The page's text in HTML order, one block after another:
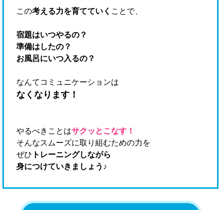
この考える力を育てていく ことで、
宿題はいつやるの？
準備はしたの？
お風呂にいつ入るの？
なんてコミュニケーションは
なくなります！
やるべきことはサクッとこなす！
そんなスムーズに取り組むための力を
ぜひ トレーニングしながら
身につけていきましょう♪